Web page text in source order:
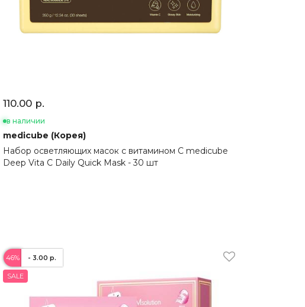
110.00 р.
в наличии
medicube (Корея)
Набор осветляющих масок с витамином С medicube
Deep Vita C Daily Quick Mask - 30 шт
SALE
46% - 3.00 р.